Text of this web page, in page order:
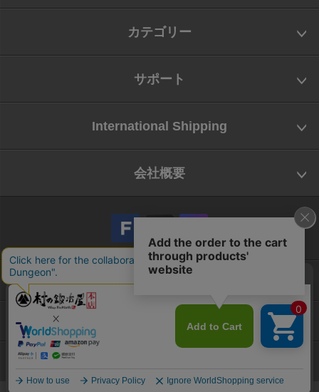
カテゴリー
サポート
International Shipping
会社概要
会社概要
お問い合わせ
特定商取引法に基づく表示